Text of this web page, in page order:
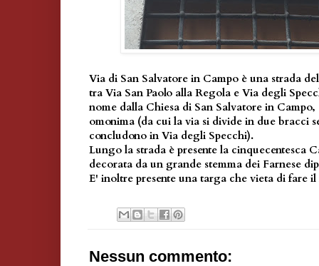
Via di San Salvatore in Campo è una strada
tra Via San Paolo alla Regola e Via degli
nome dalla Chiesa di San Salvatore in Campo,
omonima (da cui la via si divide in due bracci
concludono in Via degli Specchi).
Lungo la strada è presente la cinquecentesca
decorata da un grande stemma dei Farnese
E' inoltre presente una targa che vieta di fare il
Nessun commento: